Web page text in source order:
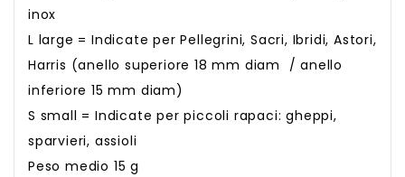
inox
L large = Indicate per Pellegrini, Sacri, Ibridi, Astori,
Harris (anello superiore 18 mm diam / anello
inferiore 15 mm diam)
S small = Indicate per piccoli rapaci: gheppi,
sparvieri, assioli
Peso medio 15 g